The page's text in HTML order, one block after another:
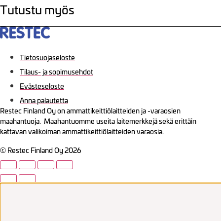
Tutustu myös
Tietosuojaseloste
Tilaus- ja sopimusehdot
Evästeseloste
Anna palautetta
Restec Finland Oy on ammattikeittiölaitteiden ja -varaosien
maahantuoja. Maahantuomme useita laitemerkkejä sekä erittäin
kattavan valikoiman ammattikeittiölaitteiden varaosia.
© Restec Finland Oy 2026